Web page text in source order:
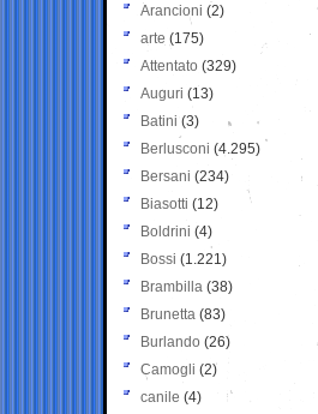
Arancioni (2)
arte (175)
Attentato (329)
Auguri (13)
Batini (3)
Berlusconi (4.295)
Bersani (234)
Biasotti (12)
Boldrini (4)
Bossi (1.221)
Brambilla (38)
Brunetta (83)
Burlando (26)
Camogli (2)
canile (4)